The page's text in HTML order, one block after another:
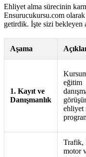
Ehliyet alma sürecinin
Ensurucukursu.com
getirdik. İşte sizi bekleyen
Aşama
1. Kayıt ve
Danışmanlık
eğitim
ehliyet
Trafik,
motor